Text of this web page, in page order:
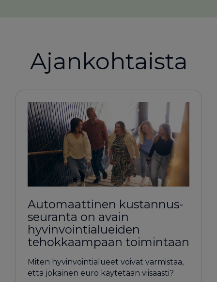
Ajankohtaista
Automaattinen kustannus­
seuranta on avain
hyvinvointialueiden
tehokkaampaan toimintaan
Miten hyvinvointialueet voivat varmistaa,
että jokainen euro käytetään viisaasti?